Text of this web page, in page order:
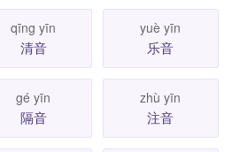
qīng yīn
清音
yuè yīn
乐音
gé yīn
隔音
zhù yīn
注音